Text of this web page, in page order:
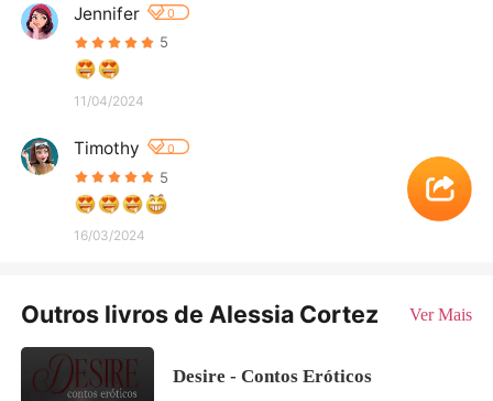
Jennifer 0
5
11/04/2024
Timothy 0
5
16/03/2024
Outros livros de Alessia Cortez Ver Mais
Desire - Contos Eróticos